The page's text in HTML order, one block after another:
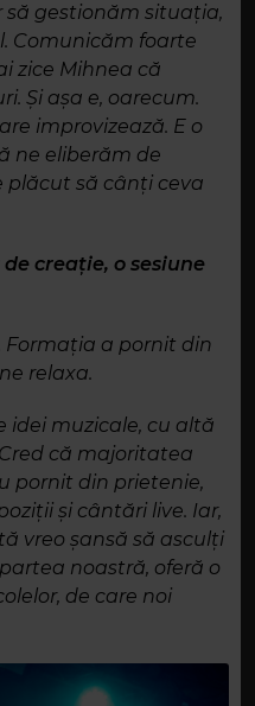
să gestionăm situația,
Comunicăm foarte
zice Mihnea că
Și așa e, oarecum.
improvizează. E o
ne eliberăm de
plăcut să cânți ceva
creație, o sesiune
Formația a pornit din
relaxa.
idei muzicale, cu altă
că majoritatea
pornit din prietenie,
și cântări live. Iar,
vreo șansă să asculți
noastră, oferă o
de care noi